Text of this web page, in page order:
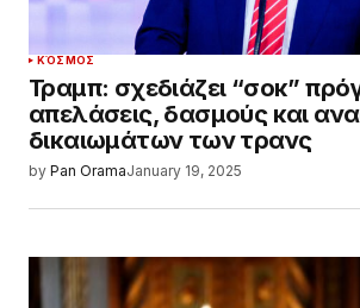
ΚΌΣΜΟΣ
Τραμπ: σχεδιάζει “σοκ”
απελάσεις, δασμούς και
δικαιωμάτων των τρανς
by Pan OramaJanuary 19, 2025